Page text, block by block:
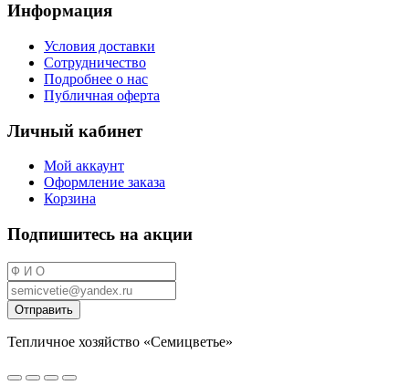
Информация
Условия доставки
Сотрудничество
Подробнее о нас
Публичная оферта
Личный кабинет
Мой аккаунт
Оформление заказа
Корзина
Подпишитесь на акции
Отправить
Тепличное хозяйство «Семицветье»